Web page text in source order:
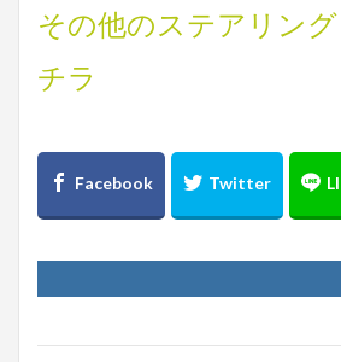
その他のステアリン
チラ